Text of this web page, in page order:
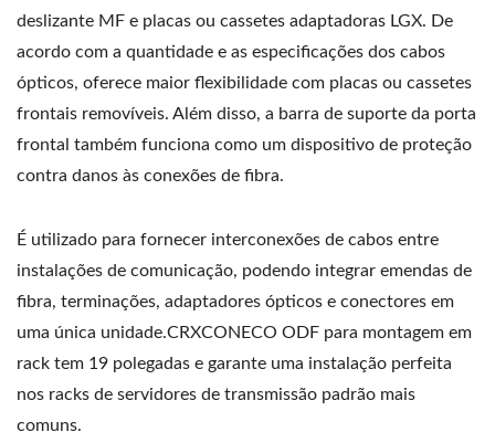
deslizante MF e placas ou cassetes adaptadoras LGX. De
acordo com a quantidade e as especificações dos cabos
ópticos, oferece maior flexibilidade com placas ou cassetes
frontais removíveis. Além disso, a barra de suporte da porta
frontal também funciona como um dispositivo de proteção
contra danos às conexões de fibra.
É utilizado para fornecer interconexões de cabos entre
instalações de comunicação, podendo integrar emendas de
fibra, terminações, adaptadores ópticos e conectores em
uma única unidade.CRXCONECO ODF para montagem em
rack tem 19 polegadas e garante uma instalação perfeita
nos racks de servidores de transmissão padrão mais
comuns.